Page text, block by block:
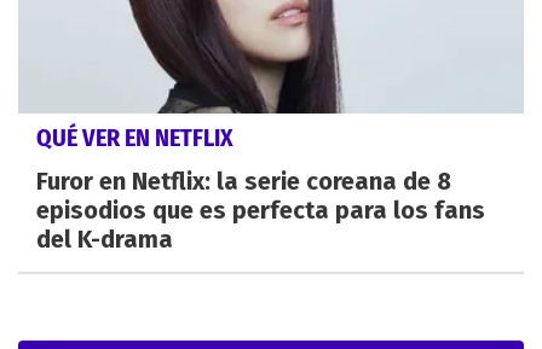
QUÉ VER EN NETFLIX
Furor en Netflix: la serie coreana de 8
episodios que es perfecta para los fans
del K-drama